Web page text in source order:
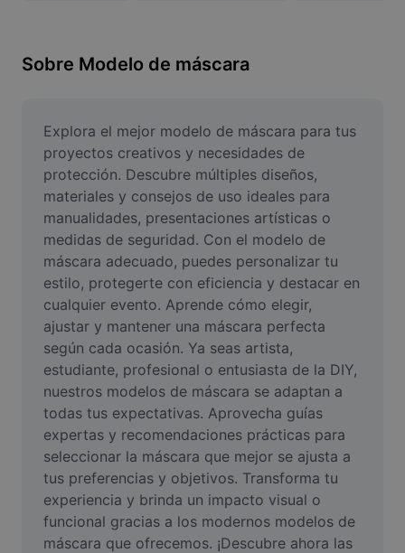
Redimensionar Imagem
Editar Imagem Online
Criador de Memes
AI Text Remover
AI People Remover
AI Inpainting
Face Cutout
Vídeo
Remover plano de fundo de vídeo
Aprimorar qualidade
Editor de Video
Sobre Modelo de máscara
Explora el mejor modelo de máscara para tus
proyectos creativos y necesidades de
protección. Descubre múltiples diseños,
materiales y consejos de uso ideales para
manualidades, presentaciones artísticas o
medidas de seguridad. Con el modelo de
máscara adecuado, puedes personalizar tu
estilo, protegerte con eficiencia y destacar en
cualquier evento. Aprende cómo elegir,
ajustar y mantener una máscara perfecta
según cada ocasión. Ya seas artista,
estudiante, profesional o entusiasta de la DIY,
nuestros modelos de máscara se adaptan a
todas tus expectativas. Aprovecha guías
expertas y recomendaciones prácticas para
seleccionar la máscara que mejor se ajusta a
tus preferencias y objetivos. Transforma tu
experiencia y brinda un impacto visual o
funcional gracias a los modernos modelos de
máscara que ofrecemos. ¡Descubre ahora las